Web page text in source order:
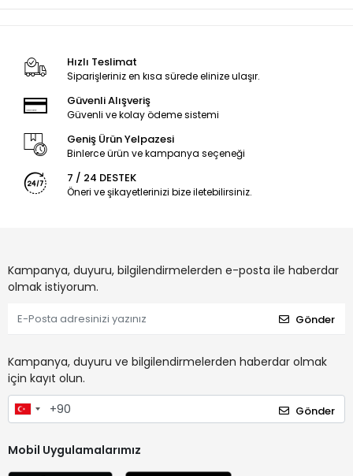
Hızlı Teslimat
Siparişleriniz en kısa sürede elinize ulaşır.
Güvenli Alışveriş
Güvenli ve kolay ödeme sistemi
Geniş Ürün Yelpazesi
Binlerce ürün ve kampanya seçeneği
7 / 24 DESTEK
Öneri ve şikayetlerinizi bize iletebilirsiniz.
Kampanya, duyuru, bilgilendirmelerden e-posta ile haberdar
olmak istiyorum.
Gönder
Kampanya, duyuru ve bilgilendirmelerden haberdar olmak
için kayıt olun.
Gönder
Mobil Uygulamalarımız